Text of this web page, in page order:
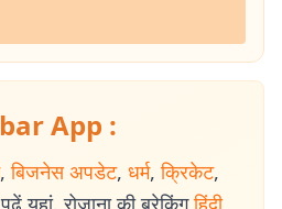
App :
, बिजनेस अपडेट, धर्म, क्रिकेट,
यहां. रोजाना की ब्रेकिंग हिंदी